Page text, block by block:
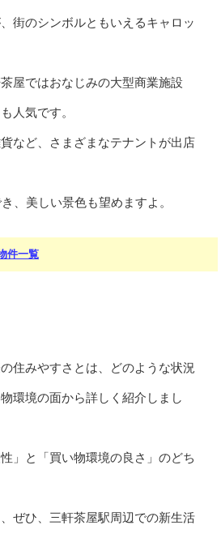
街のシンボルともいえるキャロッ
屋ではおなじみの大型商業施設
人気です。
など、さまざまなテナントが出店
、美しい景色も望めますよ。
件一覧
住みやすさとは、どのような状況
環境の面から詳しく紹介しまし
」と「買い物環境の良さ」のどち
ぜひ、三軒茶屋駅周辺での新生活